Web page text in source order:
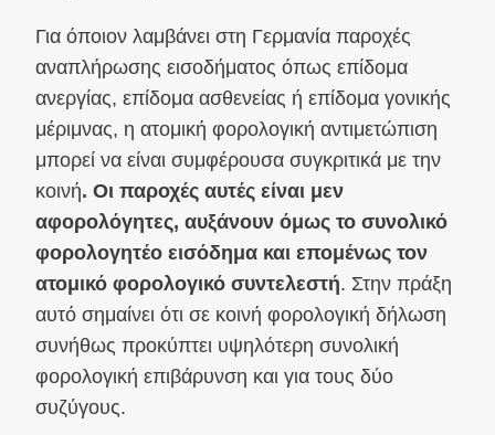
Για όποιον λαμβάνει στη Γερμανία παροχές
αναπλήρωσης εισοδήματος όπως επίδομα
ανεργίας, επίδομα ασθενείας ή επίδομα γονικής
μέριμνας, η ατομική φορολογική αντιμετώπιση
μπορεί να είναι συμφέρουσα συγκριτικά με την
κοινή. Οι παροχές αυτές είναι μεν
αφορολόγητες, αυξάνουν όμως το συνολικό
φορολογητέο εισόδημα και επομένως τον
ατομικό φορολογικό συντελεστή. Στην πράξη
αυτό σημαίνει ότι σε κοινή φορολογική δήλωση
συνήθως προκύπτει υψηλότερη συνολική
φορολογική επιβάρυνση και για τους δύο
συζύγους.